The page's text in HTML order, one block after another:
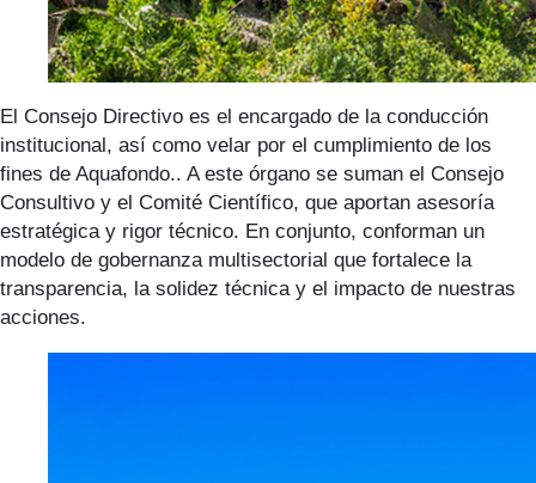
El Consejo Directivo es el encargado de la conducción
institucional, así como velar por el cumplimiento de los
fines de Aquafondo.. A este órgano se suman el Consejo
Consultivo y el Comité Científico, que aportan asesoría
estratégica y rigor técnico. En conjunto, conforman un
modelo de gobernanza multisectorial que fortalece la
transparencia, la solidez técnica y el impacto de nuestras
acciones.